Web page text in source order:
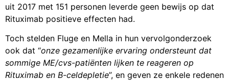
uit 2017 met 151 personen leverde geen bewijs op dat
Rituximab positieve effecten had.
Toch stelden Fluge en Mella in hun vervolgonderzoek
ook dat “onze gezamenlijke ervaring ondersteunt dat
sommige ME/cvs-patiënten lijken te reageren op
Rituximab en B-celdepletie”, en geven ze enkele redenen